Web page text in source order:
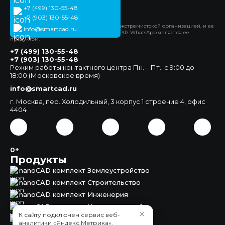
+7 (499) 130-55-48
+7 (903) 130-55-48
info@smartcad.ru
Официальный сайт
*Компания Meta Platforms Inc. признана экстремистской организацией, и ее
деятельность запрещена на территории РФ. WhatsApp является ее
продуктом.
Продукты
nanoCAD комплект Землеустройство
nanoCAD комплект Строительство
nanoCAD комплект Инженерия
nanoCAD комплект Корпоративный
nanoCAD Землеустройство
+7 (499) 130-55-48
+7 (903) 130-55-48
Режим работы контактного центра Пн. – Пт.: с 9:00 до
18:00 (Московское время)
info@smartcad.ru
г. Москва, пер. Холодильный, 3 корпус 1 строение 4, офис
4404
0+
К сайту подключен сервис веб-
аналитики «Яндекс.Метрика»,
✕